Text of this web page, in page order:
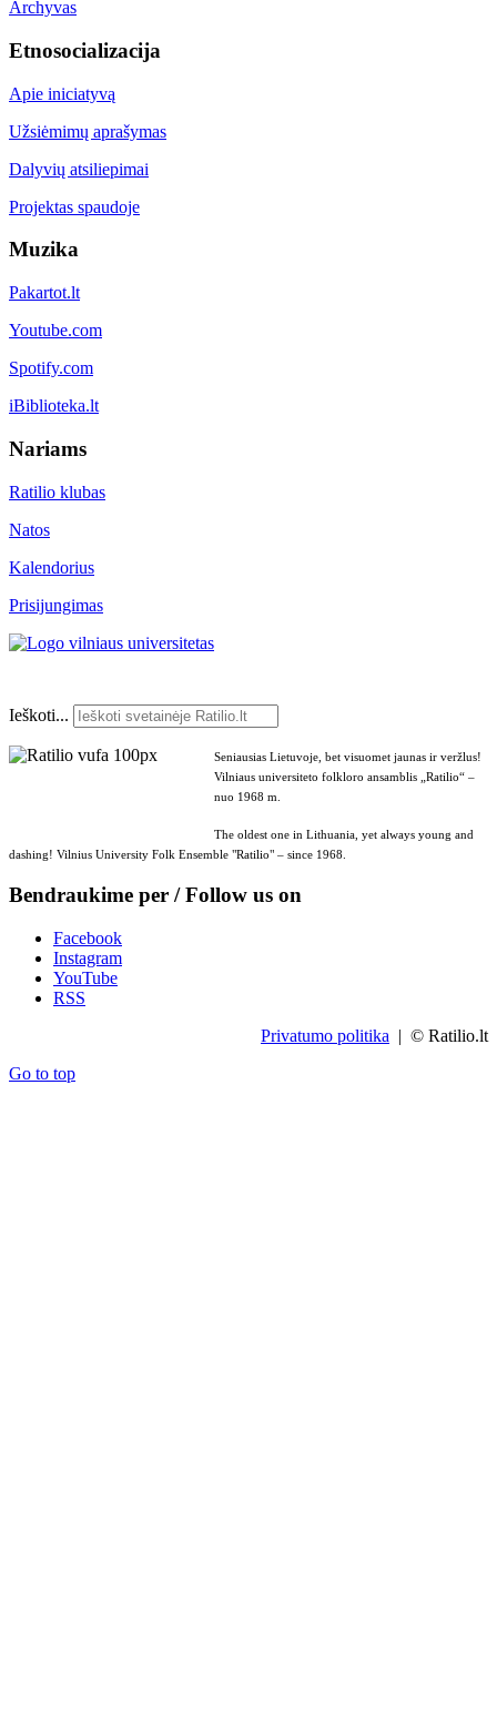
Archyvas
Etnosocializacija
Apie iniciatyvą
Užsiėmimų aprašymas
Dalyvių atsiliepimai
Projektas spaudoje
Muzika
Pakartot.lt
Youtube.com
Spotify.com
iBiblioteka.lt
Nariams
Ratilio klubas
Natos
Kalendorius
Prisijungimas
Ieškoti...
Seniausias Lietuvoje, bet visuomet jaunas ir veržlus!
Vilniaus universiteto folkloro ansamblis „Ratilio“ –
nuo 1968 m.
The oldest one in Lithuania, yet always young and
dashing! Vilnius University Folk Ensemble "Ratilio" – since 1968.
Bendraukime per / Follow us on
Facebook
Instagram
YouTube
RSS
Privatumo politika | © Ratilio.lt
Go to top